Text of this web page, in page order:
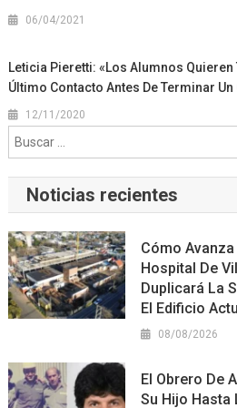
06/04/2021
Leticia Pieretti: «Los Alumnos Quieren
Último Contacto Antes De Terminar Un
12/11/2020
Noticias recientes
Cómo
Hospital De
Duplicará La
El Edificio
08/08/2026
El Obrero De
Su Hijo Hasta